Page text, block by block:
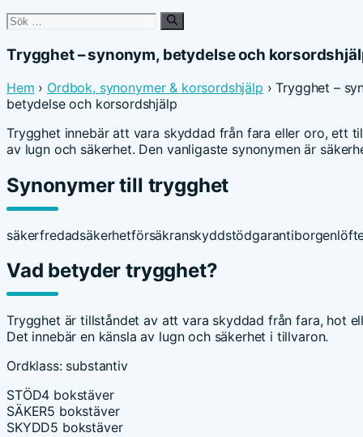
Sök
Trygghet – synonym, betydelse och
Hem › Ordbok, synonymer & korsordshjälp › Trygghet –
betydelse och korsordshjälp
Trygghet innebär att vara skyddad från fara eller oro, ett
av lugn och säkerhet. Den vanligaste synonymen är
Synonymer till trygghet
säkerfredadsäkerhetförsäkranskyddstödgarantiborgen
Vad betyder trygghet?
Trygghet är tillståndet av att vara skyddad från fara, hot
Det innebär en känsla av lugn och säkerhet i tillvaron.
Ordklass: substantiv
STÖD4 bokstäver
SÄKER5 bokstäver
SKYDD5 bokstäver